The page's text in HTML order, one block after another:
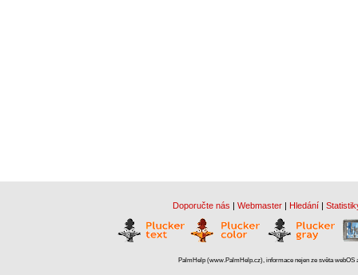
Doporučte nás | Webmaster | Hledání |
PalmHelp (www.PalmHelp.cz), informace nejen ze světa